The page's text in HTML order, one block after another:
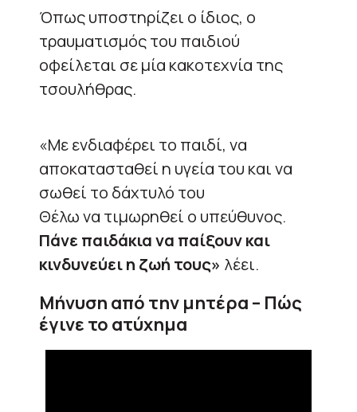
Όπως υποστηρίζει ο ίδιος, ο
τραυματισμός του παιδιού
οφείλεται σε μία κακοτεχνία της
τσουλήθρας.
«Με ενδιαφέρει το παιδί, να
αποκατασταθεί η υγεία του και να
σωθεί το δάχτυλό του
Θέλω να τιμωρηθεί ο υπεύθυνος.
Πάνε παιδάκια να παίξουν και
κινδυνεύει η ζωή τους» λέει.
Μήνυση από την μητέρα – Πώς
έγινε το ατύχημα